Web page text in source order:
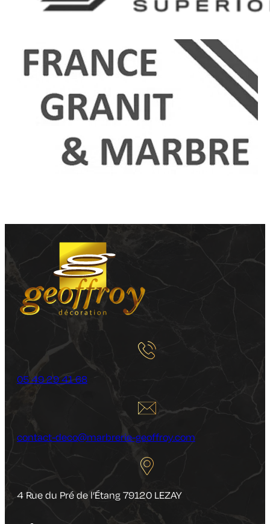
05 49 29 41 68
contact-deco@marbrerie-geoffroy.com
4 Rue du Pré de l’Étang 79120 LEZAY